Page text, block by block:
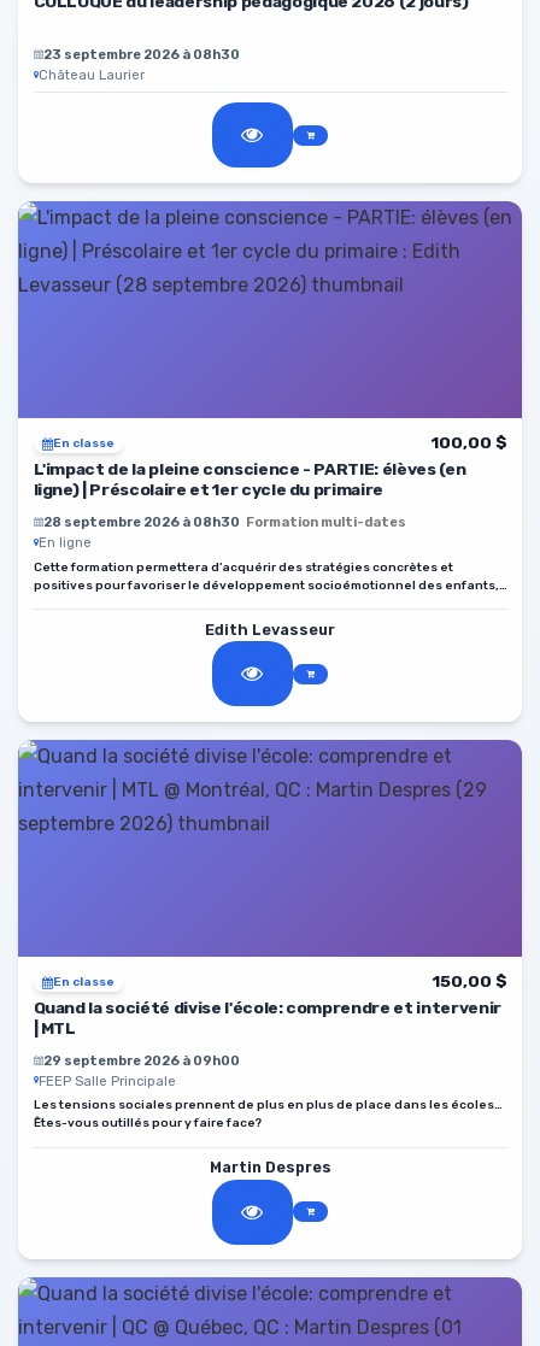
23 septembre 2026 à 08h30
Château Laurier
En classe
100,00 $
L'impact de la pleine conscience - PARTIE: élèves (en
ligne) | Préscolaire et 1er cycle du primaire
28 septembre 2026 à 08h30 Formation multi-dates
En ligne
Cette formation permettera d’acquérir des stratégies concrètes et
positives pour favoriser le développement socioémotionnel des enfants,
Edith Levasseur
En classe
150,00 $
Quand la société divise l'école: comprendre et intervenir
| MTL
29 septembre 2026 à 09h00
FEEP Salle Principale
Les tensions sociales prennent de plus en plus de place dans les écoles…
Êtes-vous outillés pour y faire face?
Martin Despres